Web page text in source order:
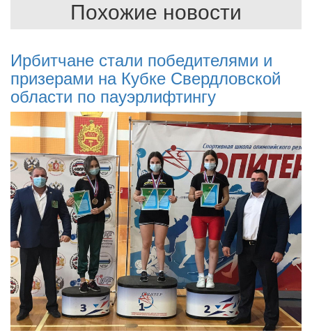
Похожие новости
Ирбитчане стали победителями и
призерами на Кубке Свердловской
области по пауэрлифтингу